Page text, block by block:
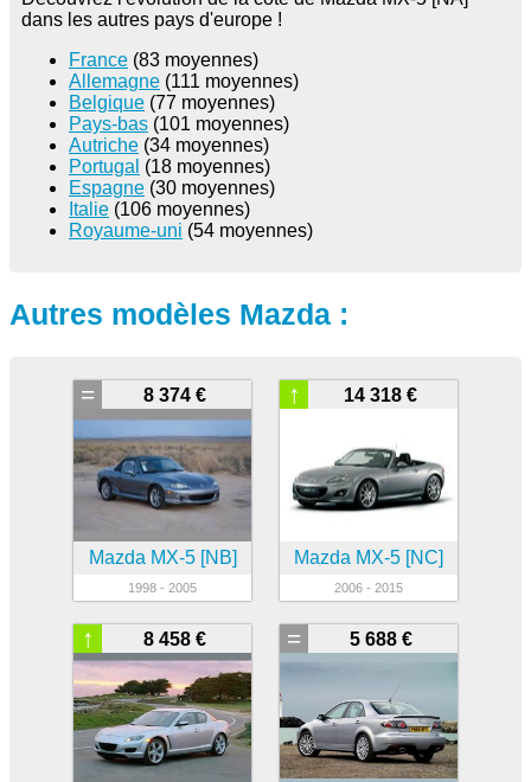
dans les autres pays d'europe !
France (83 moyennes)
Allemagne (111 moyennes)
Belgique (77 moyennes)
Pays-bas (101 moyennes)
Autriche (34 moyennes)
Portugal (18 moyennes)
Espagne (30 moyennes)
Italie (106 moyennes)
Royaume-uni (54 moyennes)
Autres modèles Mazda :
8 374 €
=
Mazda MX-5 [NB]
1998 - 2005
14 318 €
↑
Mazda MX-5 [NC]
2006 - 2015
8 458 €
↑ 5 688 €
=